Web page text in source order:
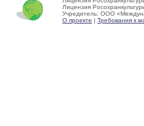
Лицензия
Учредитель: ООО
О проекте | Требования к